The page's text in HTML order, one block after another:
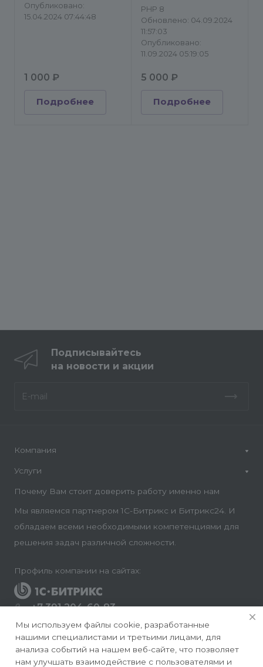
Опубликовано:
15.04.2024 07:44:48
1 000 ₽
Подробнее
PHP 8
Обновлено: 04.09.2024
11:57:03
Опубликовано:
11.09.2024 05:19:05
5 000 ₽
Подробнее
Подписывайтесь
на новости и акции
Компания
Услуги
Почему Вам стоит доверить работу именно нам
Мы являемся партнером 1С-Битрикс и Битрикс24. И
обладаем всеми необходимыми компетенциями для
решения задач различной сложности.
Профиль компании на сайтах:
+7 391 204-60-83
Заказать звонок
info@conversite.ru
г. Красноярск, ул. Ладо Кецховели 22а, офис 8-28/1
Мы используем файлы cookie, разработанные
нашими специалистами и третьими лицами, для
анализа событий на нашем веб-сайте, что позволяет
нам улучшать взаимодействие с пользователями и